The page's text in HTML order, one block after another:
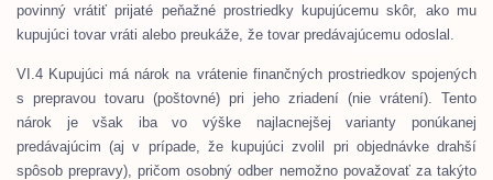
povinný vrátiť prijaté peňažné prostriedky kupujúcemu skôr, ako mu
kupujúci tovar vráti alebo preukáže, že tovar predávajúcemu odoslal.
VI.4 Kupujúci má nárok na vrátenie finančných prostriedkov spojených
s prepravou tovaru (poštovné) pri jeho zriadení (nie vrátení). Tento
nárok je však iba vo výške najlacnejšej varianty ponúkanej
predávajúcim (aj v prípade, že kupujúci zvolil pri objednávke drahší
spôsob prepravy), pričom osobný odber nemožno považovať za takýto